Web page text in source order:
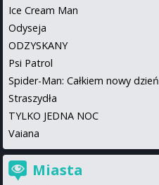
Ice Cream Man
Odyseja
ODZYSKANY
Psi Patrol
Spider-Man: Całkiem nowy dzień
Straszydła
TYLKO JEDNA NOC
Vaiana
Miasta